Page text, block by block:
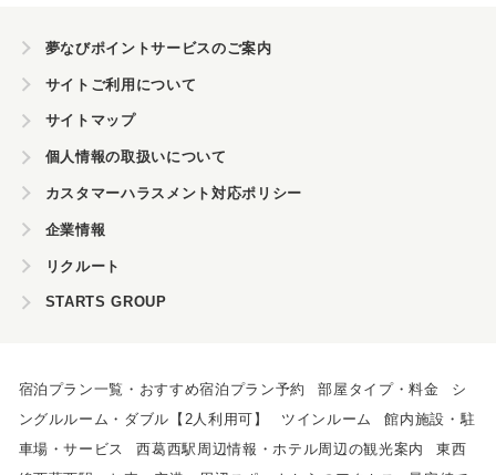
宿泊プラン一覧・おすすめ宿泊プラン予約 部屋タイプ・料金
シ
ングルルーム・ダブル【2人利用可】
ツインルーム
館内施設・駐
車場・サービス
西葛西駅周辺情報・ホテル周辺の観光案内
東西
夢なびポイントサービスのご案内
サイトご利用について
サイトマップ
個人情報の取扱いについて
カスタマーハラスメント対応ポリシー
企業情報
リクルート
STARTS GROUP